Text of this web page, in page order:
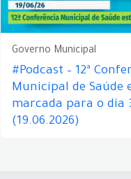
Governo Municipal
#Podcast – 12ª
Municipal de Saúde
marcada para o dia
(19.06.2026)